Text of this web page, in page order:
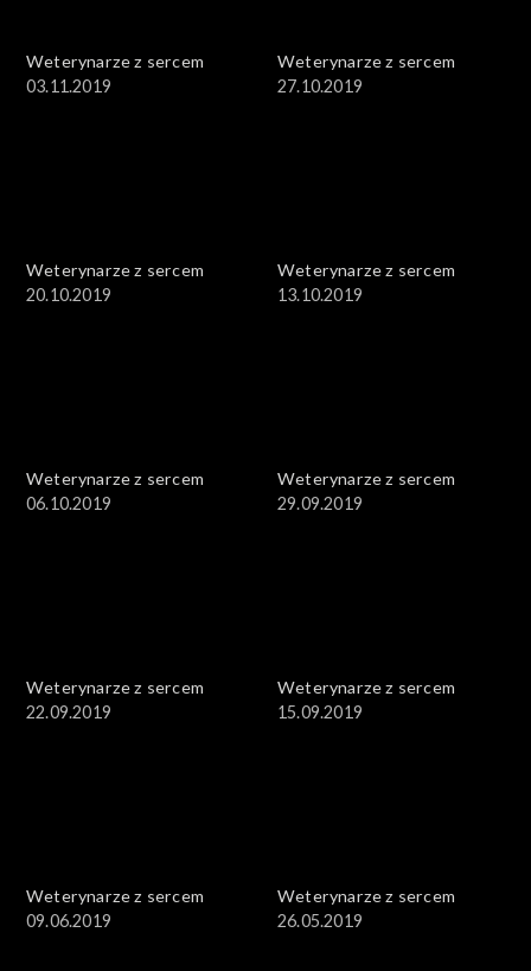
Weterynarze z sercem
03.11.2019
Weterynarze z sercem
27.10.2019
Weterynarze z sercem
20.10.2019
Weterynarze z sercem
13.10.2019
Weterynarze z sercem
06.10.2019
Weterynarze z sercem
29.09.2019
Weterynarze z sercem
22.09.2019
Weterynarze z sercem
15.09.2019
Weterynarze z sercem
09.06.2019
Weterynarze z sercem
26.05.2019